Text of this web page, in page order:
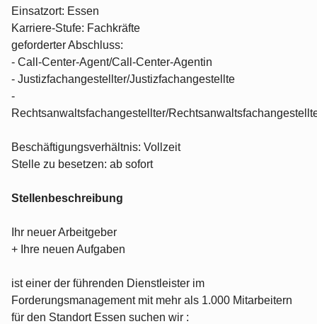
Einsatzort: Essen
Karriere-Stufe: Fachkräfte
geforderter Abschluss:
- Call-Center-Agent/Call-Center-Agentin
- Justizfachangestellter/Justizfachangestellte
-
Rechtsanwaltsfachangestellter/
Beschäftigungsverhältnis: Vollzeit
Stelle zu besetzen: ab sofort
Stellenbeschreibung
Ihr neuer Arbeitgeber
+ Ihre neuen Aufgaben
ist einer der führenden Dienstleister im
Forderungsmanagement mit mehr als 1.000 Mitarbeitern
für den Standort Essen suchen wir :